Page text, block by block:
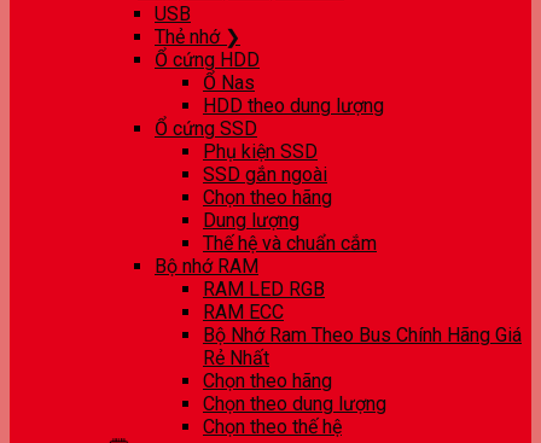
USB
Thẻ nhớ ❯
Ổ cứng HDD
Ổ Nas
HDD theo dung lượng
Ổ cứng SSD
Phụ kiện SSD
SSD gắn ngoài
Chọn theo hãng
Dung lượng
Thế hệ và chuẩn cắm
Bộ nhớ RAM
RAM LED RGB
RAM ECC
Bộ Nhớ Ram Theo Bus Chính Hãng Giá
Rẻ Nhất
Chọn theo hãng
Chọn theo dung lượng
Chọn theo thế hệ